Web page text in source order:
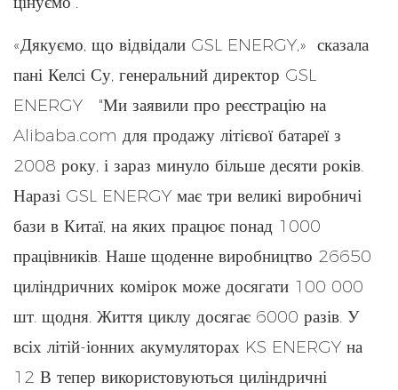
«Дякуємо, що відвідали GSL ENERGY,» сказала
пані Келсі Су, генеральний директор GSL
ENERGY "Ми заявили про реєстрацію на
Alibaba.com для продажу літієвої батареї з
2008 року, і зараз минуло більше десяти років.
Наразі GSL ENERGY має три великі виробничі
бази в Китаї, на яких працює понад 1000
працівників. Наше щоденне виробництво 26650
циліндричних комірок може досягати 100 000
шт. щодня. Життя циклу досягає 6000 разів. У
всіх літій-іонних акумуляторах KS ENERGY на
12 В тепер використовуються циліндричні